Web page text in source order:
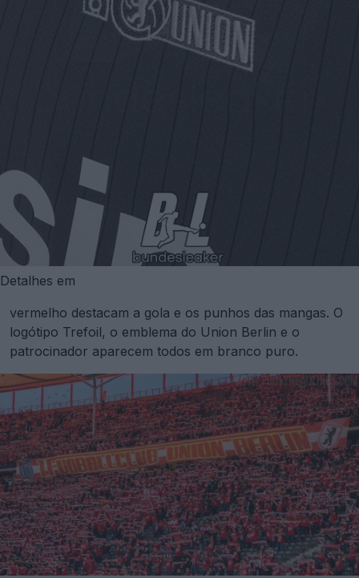
Detalhes em
vermelho destacam a gola e os punhos das mangas. O
logótipo Trefoil, o emblema do Union Berlin e o
patrocinador aparecem todos em branco puro.